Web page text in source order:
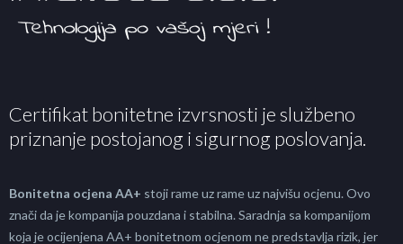
Certifikat bonitetne izvrsnosti je službeno
priznanje postojanog i sigurnog poslovanja.
Bonitetna ocjena AA+ stoji rame uz rame uz najvišu ocjenu. Ovo
znači da je kompanija pouzdana i stabilna. Saradnja sa kompanijom
koja je ocijenjena AA+ bonitetnom ocjenom ne predstavlja rizik, jer